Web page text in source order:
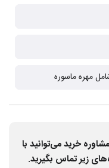
مهره ماسوره
خرید می‌توانید با
زیر تماس بگیرید.